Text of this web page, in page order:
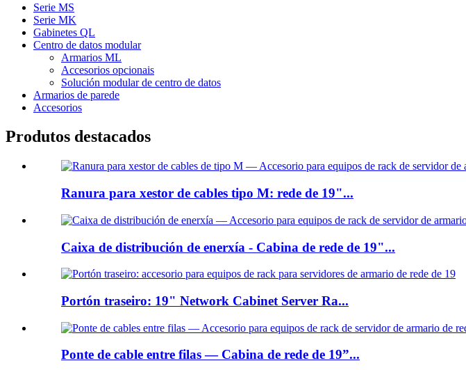
Serie MS
Serie MK
Gabinetes QL
Centro de datos modular
Armarios ML
Accesorios opcionais
Solución modular de centro de datos
Armarios de parede
Accesorios
Produtos destacados
Ranura para xestor de cables tipo M: rede de 19"...
Caixa de distribución de enerxía - Cabina de rede de 19"...
Portón traseiro: 19" Network Cabinet Server Ra...
Ponte de cable entre filas — Cabina de rede de 19”...